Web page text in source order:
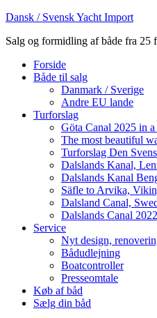
Dansk / Svensk Yacht Import
Salg og formidling af både fra 25
Forside
Både til salg
Danmark / Sverige
Andre EU lande
Turforslag
Göta Canal 2025 in
The most beautiful
Turforslag Den
Dalslands Kanal,
Dalslands Kanal
Säfle to Arvika,
Dalsland Canal,
Dalslands Canal
Service
Nyt design,
Bådudlejning
Boatcontroller
Presseomtale
Køb af båd
Sælg din båd